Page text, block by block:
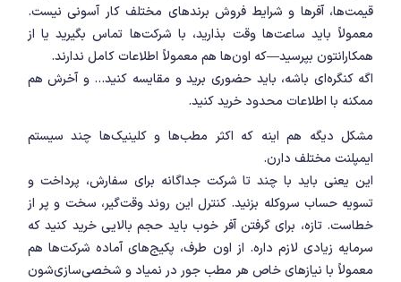
قیمت‌ها، آفرها و شرایط فروش برندهای مختلف کار آسونی نیست.
معمولاً باید ساعت‌ها وقت بذارید، با شرکت‌ها تماس بگیرید یا از
همکارانتون بپرسید—که اون‌ها هم معمولاً اطلاعات کامل ندارند.
اگه کنگره‌ای باشه، باید حضوری برید و مقایسه کنید... و آخرش هم
ممکنه با اطلاعات محدود خرید کنید.
مشکل دیگه هم اینه که اکثر مطب‌ها و کلینیک‌ها چند سیستم
ایمپلنت مختلف دارن.
این یعنی باید با چند تا شرکت جداگانه برای سفارش، پرداخت و
تسویه حساب سروکله بزنید. کنترل این روند وقت‌گیر، سخت و پر از
خطاست. تازه، برای گرفتن آفر خوب باید حجم بالایی خرید کنید که
سرمایه زیادی لازم داره. از اون طرف، پکیج‌های آماده شرکت‌ها هم
معمولاً با نیازهای خاص هر مطب جور در نمیاد و شخصی‌سازی‌شون